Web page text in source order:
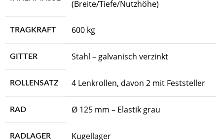
(Breite/Tiefe/Nutzhöhe)
TRAGKRAFT 600 kg
GITTER Stahl – galvanisch verzinkt
ROLLENSATZ 4 Lenkrollen, davon 2 mit Feststeller
RAD Ø 125 mm – Elastik grau
RADLAGER Kugellager